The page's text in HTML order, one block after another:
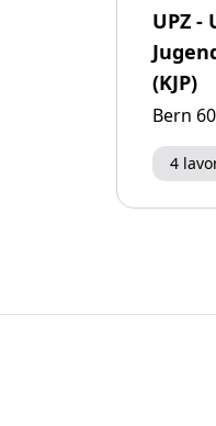
UPZ
(KJP)
Bern 60
4